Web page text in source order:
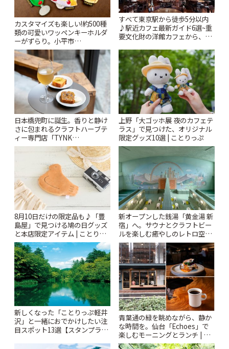
カスタマイズも楽しい!約500種
類の可愛いワッペンキーホルダ
ーがずらり。小平市
「Kimamaya T&K」 | ことりっ
ぷ
すべて東京駅から徒歩5分以内
♪駅近カフェ最新ガイド6選~重
要文化財の洋館カフェから、改
りっぷ
日本橋兜町に誕生。香りと静け
さに包まれるクラフトハーブテ
ィー専門店「TYNK
Kabutocho」 | ことりっぷ
上野「大ゴッホ展 夜のカフェテ
ラス」で見つけた、オリジナル
限定グッズ10選 | ことりっぷ
8月10日だけの限定品も♪「豊
島屋」で見つける鳩の日グッズ
と本店限定アイテム | ことりっ
ぷ
新オープンした銭湯「黄金湯 新
宿」へ。サウナとクラフトビー
ルを楽しむ癒やしのレトロ空間
| ことりっぷ
新しくなった「ことりっぷ軽井
沢」と一緒におでかけしたい注
目スポット13選【スタンプラリ
青葉通の緑を眺めながら、静か
な時間を。仙台「Echoes」で
楽しむモーニングとランチ | こ
とりっぷ